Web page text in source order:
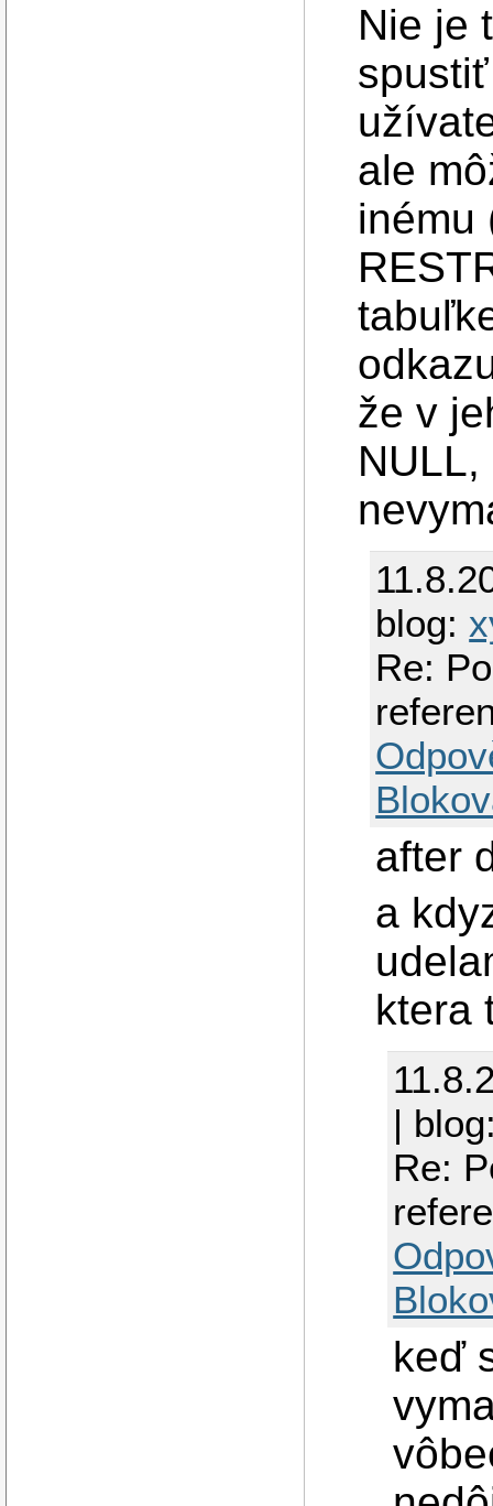
Nie je
ale
inému
že v
blog:
Re:
after
a
ktera
|
Re:
keď